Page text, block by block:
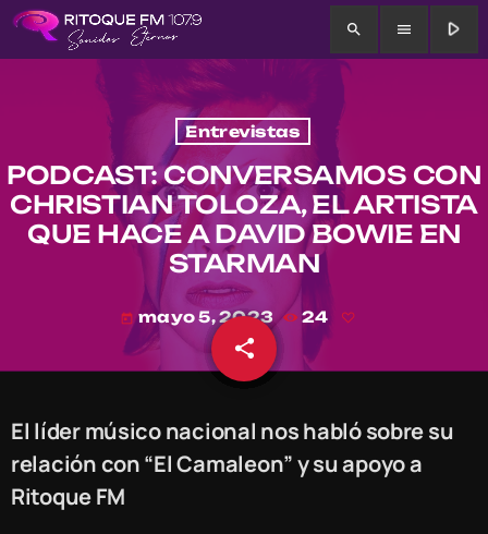
search menu play_arrow
Entrevistas
PODCAST: CONVERSAMOS CON
CHRISTIAN TOLOZA, EL ARTISTA
QUE HACE A DAVID BOWIE EN
STARMAN
today mayo 5, 2023 24
share
email
El líder músico nacional nos habló sobre su
relación con “El Camaleon” y su apoyo a
Ritoque FM